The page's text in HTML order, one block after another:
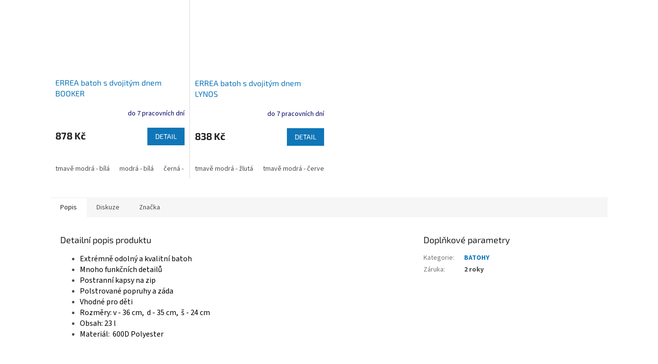
ERREA batoh s dvojitým dnem
BOOKER
do 7 pracovních dní
878 Kč DETAIL
tmavě modrá - bílá modrá - bílá černá - bílá antracit - černá
ERREA batoh s dvojitým dnem
LYNOS
do 7 pracovních dní
838 Kč DETAIL
tmavě modrá - žlutá tmavě modrá - červená
Popis Diskuze Značka
Detailní popis produktu
Extrémně odolný a kvalitní batoh
Mnoho funkčních detailů
Postranní kapsy na zip
Polstrované popruhy a záda
Vhodné pro děti
Rozměry: v - 36 cm, d - 35 cm, š - 24 cm
Obsah: 23 l
Materiál: 600D Polyester
Doplňkové parametry
Kategorie:
BATOHY
Záruka: 2 roky